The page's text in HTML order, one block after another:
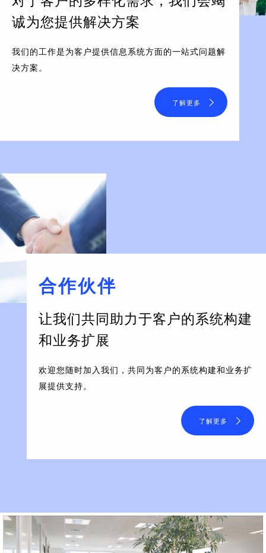
诚为您提供解决方案
我们的工作是为客户提供信息系统方面的一站式问题解
决方案。
了解更多
合作伙伴
让我们共同助力于客户的系统构建
和业务扩展
欢迎您随时加入我们，共同为客户的系统构建和业务扩
展提供支持。
了解更多